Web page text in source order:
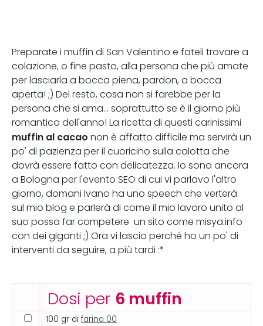
Preparate i muffin di San Valentino e fateli trovare a
colazione, o fine pasto, alla persona che più amate
per lasciarla a bocca piena, pardon, a bocca
aperta! ;) Del resto, cosa non si farebbe per la
persona che si ama... soprattutto se è il giorno più
romantico dell'anno! La ricetta di questi carinissimi
muffin al cacao non è affatto difficile ma servirà un
po' di pazienza per il cuoricino sulla calotta che
dovrà essere fatto con delicatezza. Io sono ancora
a Bologna per l'evento SEO di cui vi parlavo l'altro
giorno, domani Ivano ha uno speech che verterà
sul mio blog e parlerà di come il mio lavoro unito al
suo possa far competere un sito come misya.info
con dei giganti ;) Ora vi lascio perché ho un po' di
interventi da seguire, a più tardi :*
Dosi per 6 muffin
100 gr di farina 00